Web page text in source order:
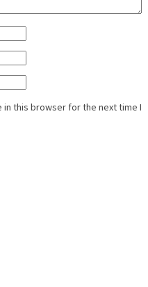
in this browser for the next time I